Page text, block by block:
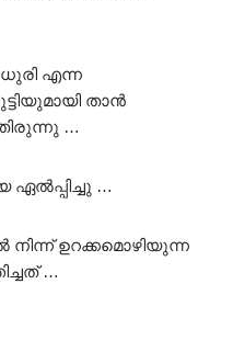
എന്ന
താൻ
…
ഏൽപ്പിച്ചു …
നിന്ന് ഉറക്കമൊഴിയുന്ന
…